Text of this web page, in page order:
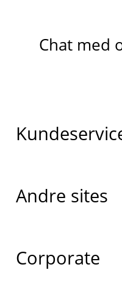
Chat med
Andre sites
Corporate